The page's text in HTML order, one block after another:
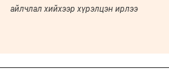
айлчлал хийхээр хүрэлцэн ирлээ